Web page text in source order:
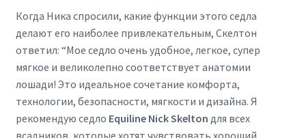
Когда Ника спросили, какие функции этого седла
делают его наиболее привлекательным, Скелтон
ответил: “Мое седло очень удобное, легкое, супер
мягкое и великолепно соответствует анатомии
лошади! Это идеальное сочетание комфорта,
технологии, безопасности, мягкости и дизайна. Я
рекомендую седло Equiline Nick Skelton для всех
всадников, которые хотят чувствовать хороший